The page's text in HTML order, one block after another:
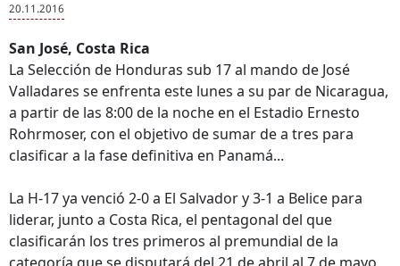
20.11.2016
San José, Costa Rica
La Selección de Honduras sub 17 al mando de José
Valladares se enfrenta este lunes a su par de Nicaragua,
a partir de las 8:00 de la noche en el Estadio Ernesto
Rohrmoser, con el objetivo de sumar de a tres para
clasificar a la fase definitiva en Panamá...
La H-17 ya venció 2-0 a El Salvador y 3-1 a Belice para
liderar, junto a Costa Rica, el pentagonal del que
clasificarán los tres primeros al premundial de la